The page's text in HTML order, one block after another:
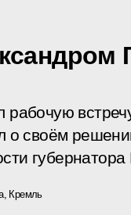
о своём
Кремль